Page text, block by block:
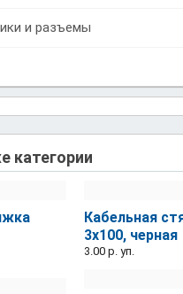
и разъемы
категории
Кабельная
3x100, черная
3.00 р. уп.